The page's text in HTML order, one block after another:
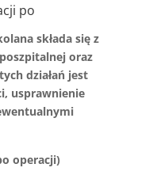
po
składa się z
oraz
działań jest
, usprawnienie
operacji)